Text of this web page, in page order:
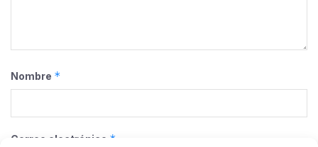
Nombre *
Correo electrónico *